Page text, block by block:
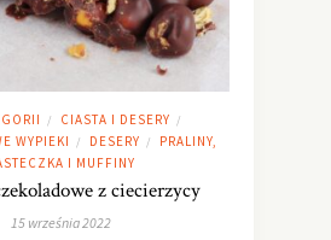
/ CIASTA I DESERY /
WYPIEKI / DESERY /
PRALINY,
I MUFFINY
z ciecierzycy
15 września 2022